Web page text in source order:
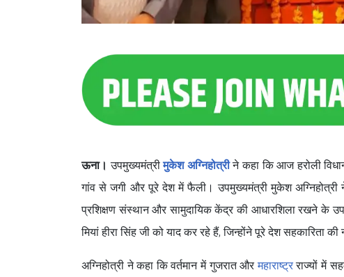
ऊना। उपमुख्यमंत्रीमुकेश अग्निहोत्रीने कहा कि आज हरोली
गांव से जगी और पूरे देश में फैली। उपमुख्यमंत्री मुकेश अग्निहोत्री ने
प्रशिक्षण संस्थान और सामुदायिक केंद्र की आधारशिला रखने के
मियां हीरा सिंह जी को याद कर रहे हैं, जिन्होंने पूरे देश सहकारिता की
अग्निहोत्री ने कहा कि वर्तमान में गुजरात औरमहाराष्ट्रराज्यों में